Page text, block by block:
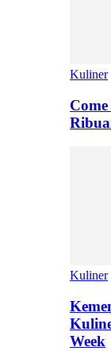
Kuliner
Kuliner
Week